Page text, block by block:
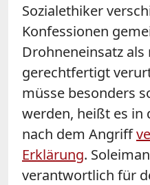
Sozialethiker
Konfessionen
Drohneneinsatz
gerechtfertigt
müsse besonders
werden, heißt es in
nach dem Angriff
Erklärung.
verantwortlich für